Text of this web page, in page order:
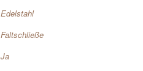
Edelstahl
Faltschließe
Ja